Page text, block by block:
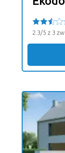
2.3/5 z 3